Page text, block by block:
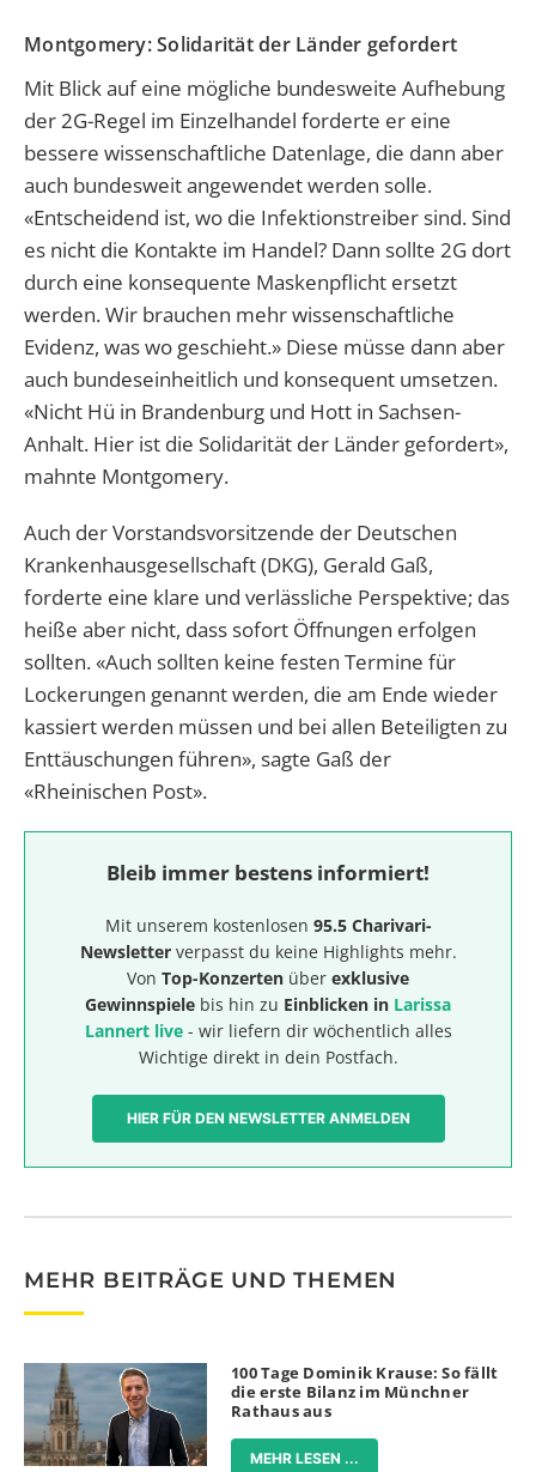
Montgomery: Solidarität der Länder gefordert
Mit Blick auf eine mögliche bundesweite Aufhebung
der 2G-Regel im Einzelhandel forderte er eine
bessere wissenschaftliche Datenlage, die dann aber
auch bundesweit angewendet werden solle.
«Entscheidend ist, wo die Infektionstreiber sind. Sind
es nicht die Kontakte im Handel? Dann sollte 2G dort
durch eine konsequente Maskenpflicht ersetzt
werden. Wir brauchen mehr wissenschaftliche
Evidenz, was wo geschieht.» Diese müsse dann aber
auch bundeseinheitlich und konsequent umsetzen.
«Nicht Hü in Brandenburg und Hott in Sachsen-
Anhalt. Hier ist die Solidarität der Länder gefordert»,
mahnte Montgomery.
Auch der Vorstandsvorsitzende der Deutschen
Krankenhausgesellschaft (DKG), Gerald Gaß,
forderte eine klare und verlässliche Perspektive; das
heiße aber nicht, dass sofort Öffnungen erfolgen
sollten. «Auch sollten keine festen Termine für
Lockerungen genannt werden, die am Ende wieder
kassiert werden müssen und bei allen Beteiligten zu
Enttäuschungen führen», sagte Gaß der
«Rheinischen Post».
Bleib immer bestens informiert!
Mit unserem kostenlosen 95.5 Charivari-
Newsletterverpasst du keine Highlights mehr.
Von Top-Konzerten über exklusive
Gewinnspiele bis hin zu Einblicken in Larissa
Lannert live- wir liefern dir wöchentlich alles
Wichtige direkt in dein Postfach.
HIER FÜR DEN NEWSLETTER ANMELDEN
MEHR BEITRÄGE UND THEMEN
100 Tage Dominik Krause: So fällt
die erste Bilanz im Münchner
Rathaus aus
MEHR LESEN ...